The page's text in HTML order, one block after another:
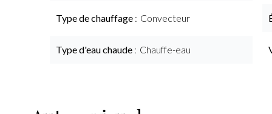
Type de chauffage Convecteur
Type d'eau chaude Chauffe-eau